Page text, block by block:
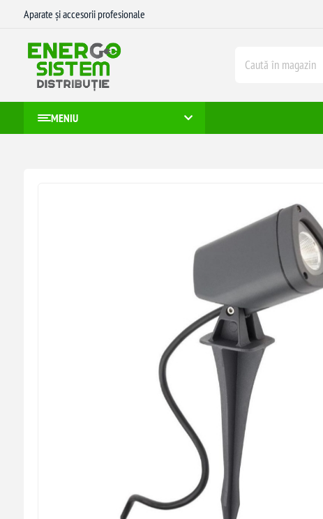
Aparate și accesorii profesionale
MENIU